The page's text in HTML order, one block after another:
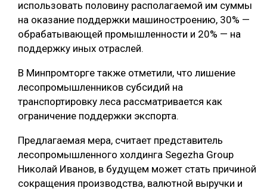
использовать половину располагаемой им суммы
на оказание поддержки машиностроению, 30% —
обрабатывающей промышленности и 20% — на
поддержку иных отраслей.
В Минпромторге также отметили, что лишение
лесопромышленников субсидий на
транспортировку леса рассматривается как
ограничение поддержки экспорта.
Предлагаемая мера, считает представитель
лесопромышленного холдинга Segezha Group
Николай Иванов, в будущем может стать причиной
сокращения производства, валютной выручки и